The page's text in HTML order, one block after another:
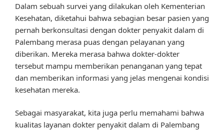
Dalam sebuah survei yang dilakukan oleh Kementerian
Kesehatan, diketahui bahwa sebagian besar pasien yang
pernah berkonsultasi dengan dokter penyakit dalam di
Palembang merasa puas dengan pelayanan yang
diberikan. Mereka merasa bahwa dokter-dokter
tersebut mampu memberikan penanganan yang tepat
dan memberikan informasi yang jelas mengenai kondisi
kesehatan mereka.
Sebagai masyarakat, kita juga perlu memahami bahwa
kualitas layanan dokter penyakit dalam di Palembang